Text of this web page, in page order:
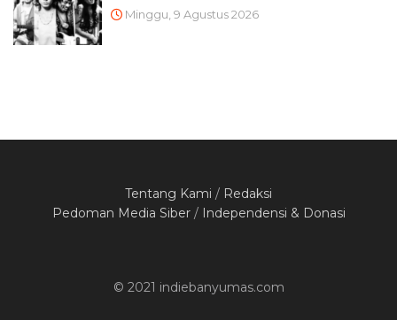
Minggu, 9 Agustus 2026
Tentang Kami / Redaksi
Pedoman Media Siber/ Independensi & Donasi
© 2021 indiebanyumas.com